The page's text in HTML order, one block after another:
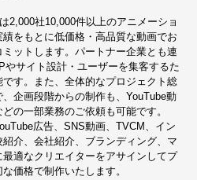
2,000社10,000件以上のアニメーショ
をもとに低価格・高品質な動画でお
ットします。パートナー企業とも連
サイト設計・ユーザーを集客するた
す。また、全体的なプロジェクト総
企画段階からの制作も、YouTube動
の一部業務のご依頼も可能です。
広告、SNS動画、TVCM、イン
介、会社紹介、ブランディング、マ
適なクリエイターをアサインしてプ
価格で制作いたします。